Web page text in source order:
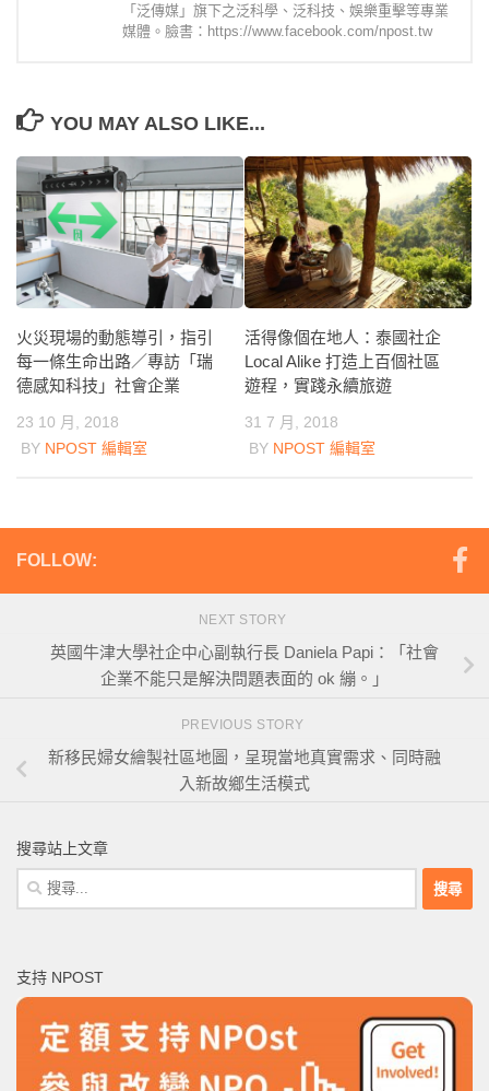
「泛傳媒」旗下之泛科學、泛科技、娛樂重擊等專業
媒體。臉書：https://www.facebook.com/npost.tw
YOU MAY ALSO LIKE...
火災現場的動態導引，指引
每一條生命出路／專訪「瑞
德感知科技」社會企業
23 10 月, 2018
BY NPOST 編輯室
活得像個在地人：泰國社企
Local Alike 打造上百個社區
遊程，實踐永續旅遊
31 7 月, 2018
BY NPOST 編輯室
FOLLOW:
NEXT STORY
英國牛津大學社企中心副執行長 Daniela Papi：「社會
企業不能只是解決問題表面的 ok 繃。」
PREVIOUS STORY
新移民婦女繪製社區地圖，呈現當地真實需求、同時融
入新故鄉生活模式
搜尋站上文章
搜
尋
字:
支持 NPOST